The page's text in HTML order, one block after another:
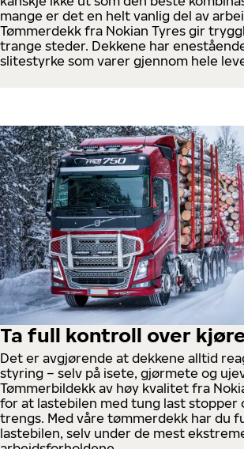
mange er det en helt vanlig del av
Tømmerdekk fra Nokian Tyres gir
trange steder. Dekkene har
slitestyrke som varer gjennom hele
Ta full kontroll over
Det er avgjørende at dekkene alltid
styring – selv på isete, gjørmete og
Tømmerbildekk av høy kvalitet fra
for at lastebilen med tung last stopper
trengs. Med våre tømmerdekk har du
lastebilen, selv under de mest